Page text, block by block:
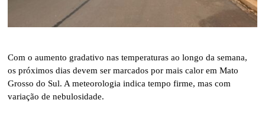
Com o aumento gradativo nas temperaturas ao longo da semana,
os próximos dias devem ser marcados por mais calor em Mato
Grosso do Sul. A meteorologia indica tempo firme, mas com
variação de nebulosidade.